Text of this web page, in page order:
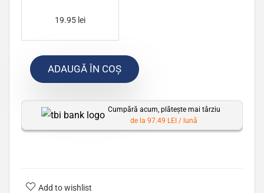
r
s
n
a
19.95 lei
ADAUGĂ ÎN COȘ
Cumpără acum, plătește mai târziu
de la 97.49 LEI / lună
Add to wishlist